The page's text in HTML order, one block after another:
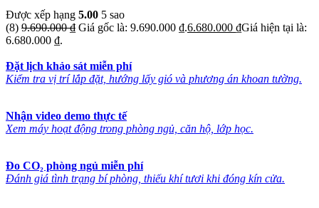
Được xếp hạng 5.00 5 sao
(8) 9.690.000₫ Giá gốc là: 9.690.000 ₫.6.680.000 ₫Giá hiện tại là:
6.680.000 ₫.
Đặt lịch khảo sát miễn phí
Kiểm tra vị trí lắp đặt, hướng lấy gió và phương án khoan tường.
Nhận video demo thực tế
Xem máy hoạt động trong phòng ngủ, căn hộ, lớp học.
Đo CO₂ phòng ngủ miễn phí
Đánh giá tình trạng bí phòng, thiếu khí tươi khi đóng kín cửa.